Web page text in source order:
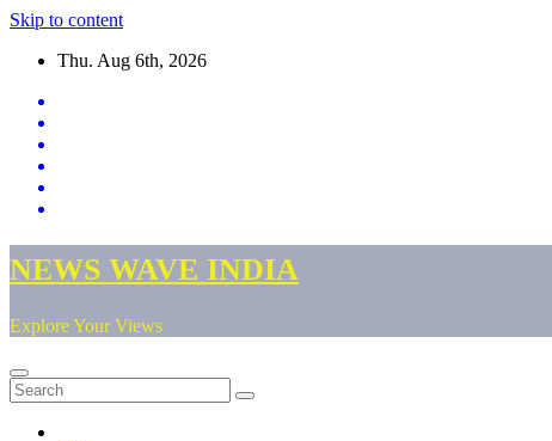
Skip to content
Thu. Aug 6th, 2026
NEWS WAVE INDIA
Explore Your Views